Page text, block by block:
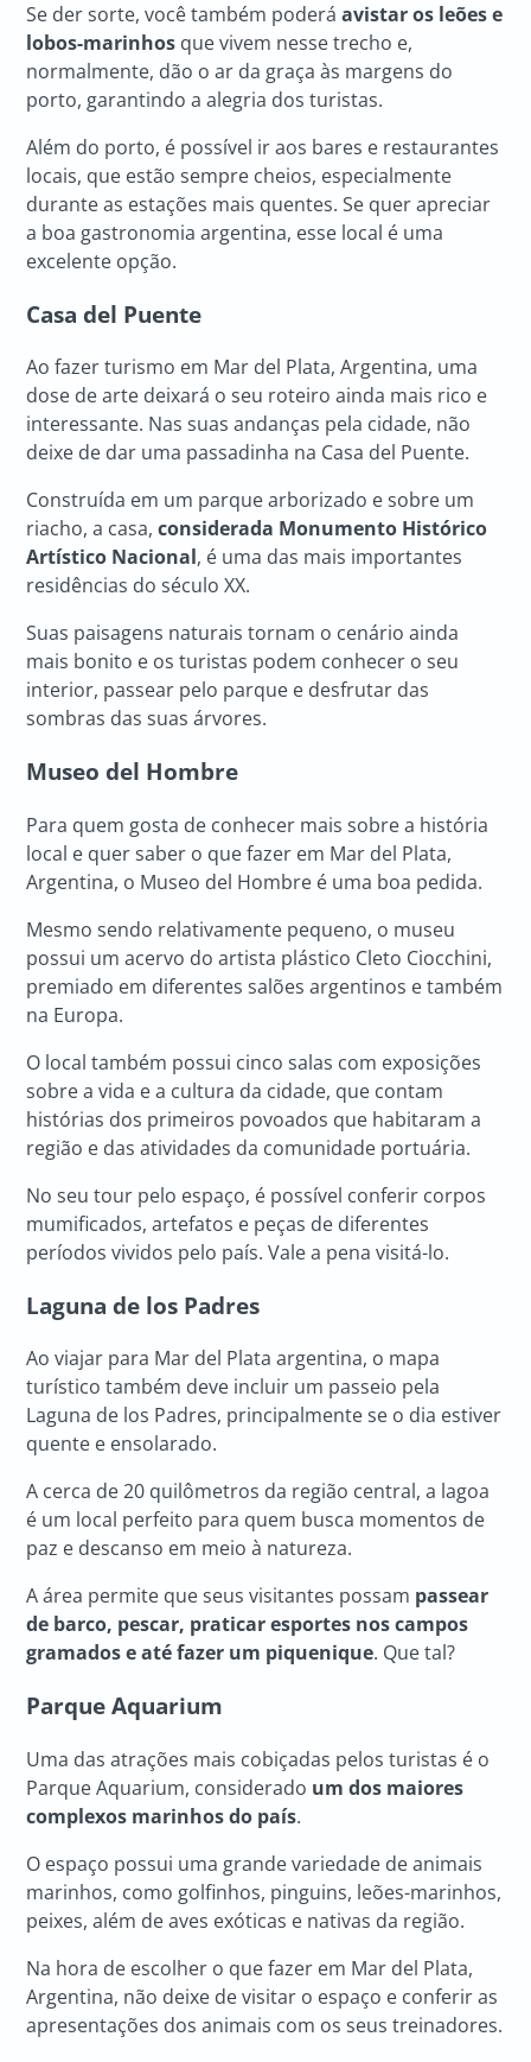
Se der sorte, você também poderáavistar os leões e
lobos-marinhos que vivem nesse trecho e,
normalmente, dão o ar da graça às margens do
porto, garantindo a alegria dos turistas.
Além do porto, é possível ir aos bares e restaurantes
locais, que estão sempre cheios, especialmente
durante as estações mais quentes. Se quer apreciar
a boa gastronomia argentina, esse local é uma
excelente opção.
Casa del Puente
Ao fazer turismo em Mar del Plata, Argentina, uma
dose de arte deixará o seu roteiro ainda mais rico e
interessante. Nas suas andanças pela cidade, não
deixe de dar uma passadinha na Casa del Puente.
Construída em um parque arborizado e sobre um
riacho, a casa,considerada Monumento Histórico
Artístico Nacional, é uma das mais importantes
residências do século XX.
Suas paisagens naturais tornam o cenário ainda
mais bonito e os turistas podem conhecer o seu
interior, passear pelo parque e desfrutar das
sombras das suas árvores.
Museo del Hombre
Para quem gosta de conhecer mais sobre a história
local e quer saber o que fazer em Mar del Plata,
Argentina, o Museo del Hombre é uma boa pedida.
Mesmo sendo relativamente pequeno, o museu
possui um acervo do artista plástico Cleto Ciocchini,
premiado em diferentes salões argentinos e também
na Europa.
O local também possui cinco salas com exposições
sobre a vida e a cultura da cidade, que contam
histórias dos primeiros povoados que habitaram a
região e das atividades da comunidade portuária.
No seu tour pelo espaço, é possível conferir corpos
mumificados, artefatos e peças de diferentes
períodos vividos pelo país. Vale a pena visitá-lo.
Laguna de los Padres
Ao viajar para Mar del Plata argentina, o mapa
turístico também deve incluir um passeio pela
Laguna de los Padres, principalmente se o dia estiver
quente e ensolarado.
A cerca de 20 quilômetros da região central, a lagoa
é um local perfeito para quem busca momentos de
paz e descanso em meio à natureza.
A área permite que seus visitantes possam passear
de barco, pescar, praticar esportes nos campos
gramados e até fazer um piquenique. Que tal?
Parque Aquarium
Uma das atrações mais cobiçadas pelos turistas é o
Parque Aquarium, considerado um dos maiores
complexos marinhos do país.
O espaço possui uma grande variedade de animais
marinhos, como golfinhos, pinguins, leões-marinhos,
peixes, além de aves exóticas e nativas da região.
Na hora de escolher o que fazer em Mar del Plata,
Argentina, não deixe de visitar o espaço e conferir as
apresentações dos animais com os seus treinadores.